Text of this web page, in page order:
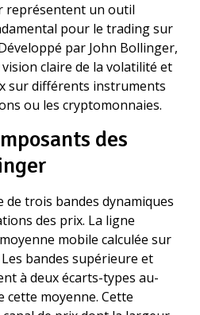
représentent un outil
pour le trading sur
par John Bollinger,
claire de la volatilité et
sur différents instruments
ou les cryptomonnaies.
des
de trois bandes dynamiques
des prix. La ligne
mobile calculée sur
bandes supérieure et
à deux écarts-types au-
cette moyenne. Cette